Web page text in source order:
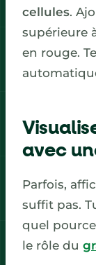
cellules.
supérieure
en rouge.
avec
Parfois,
suffit pas.
quel
le rôle du